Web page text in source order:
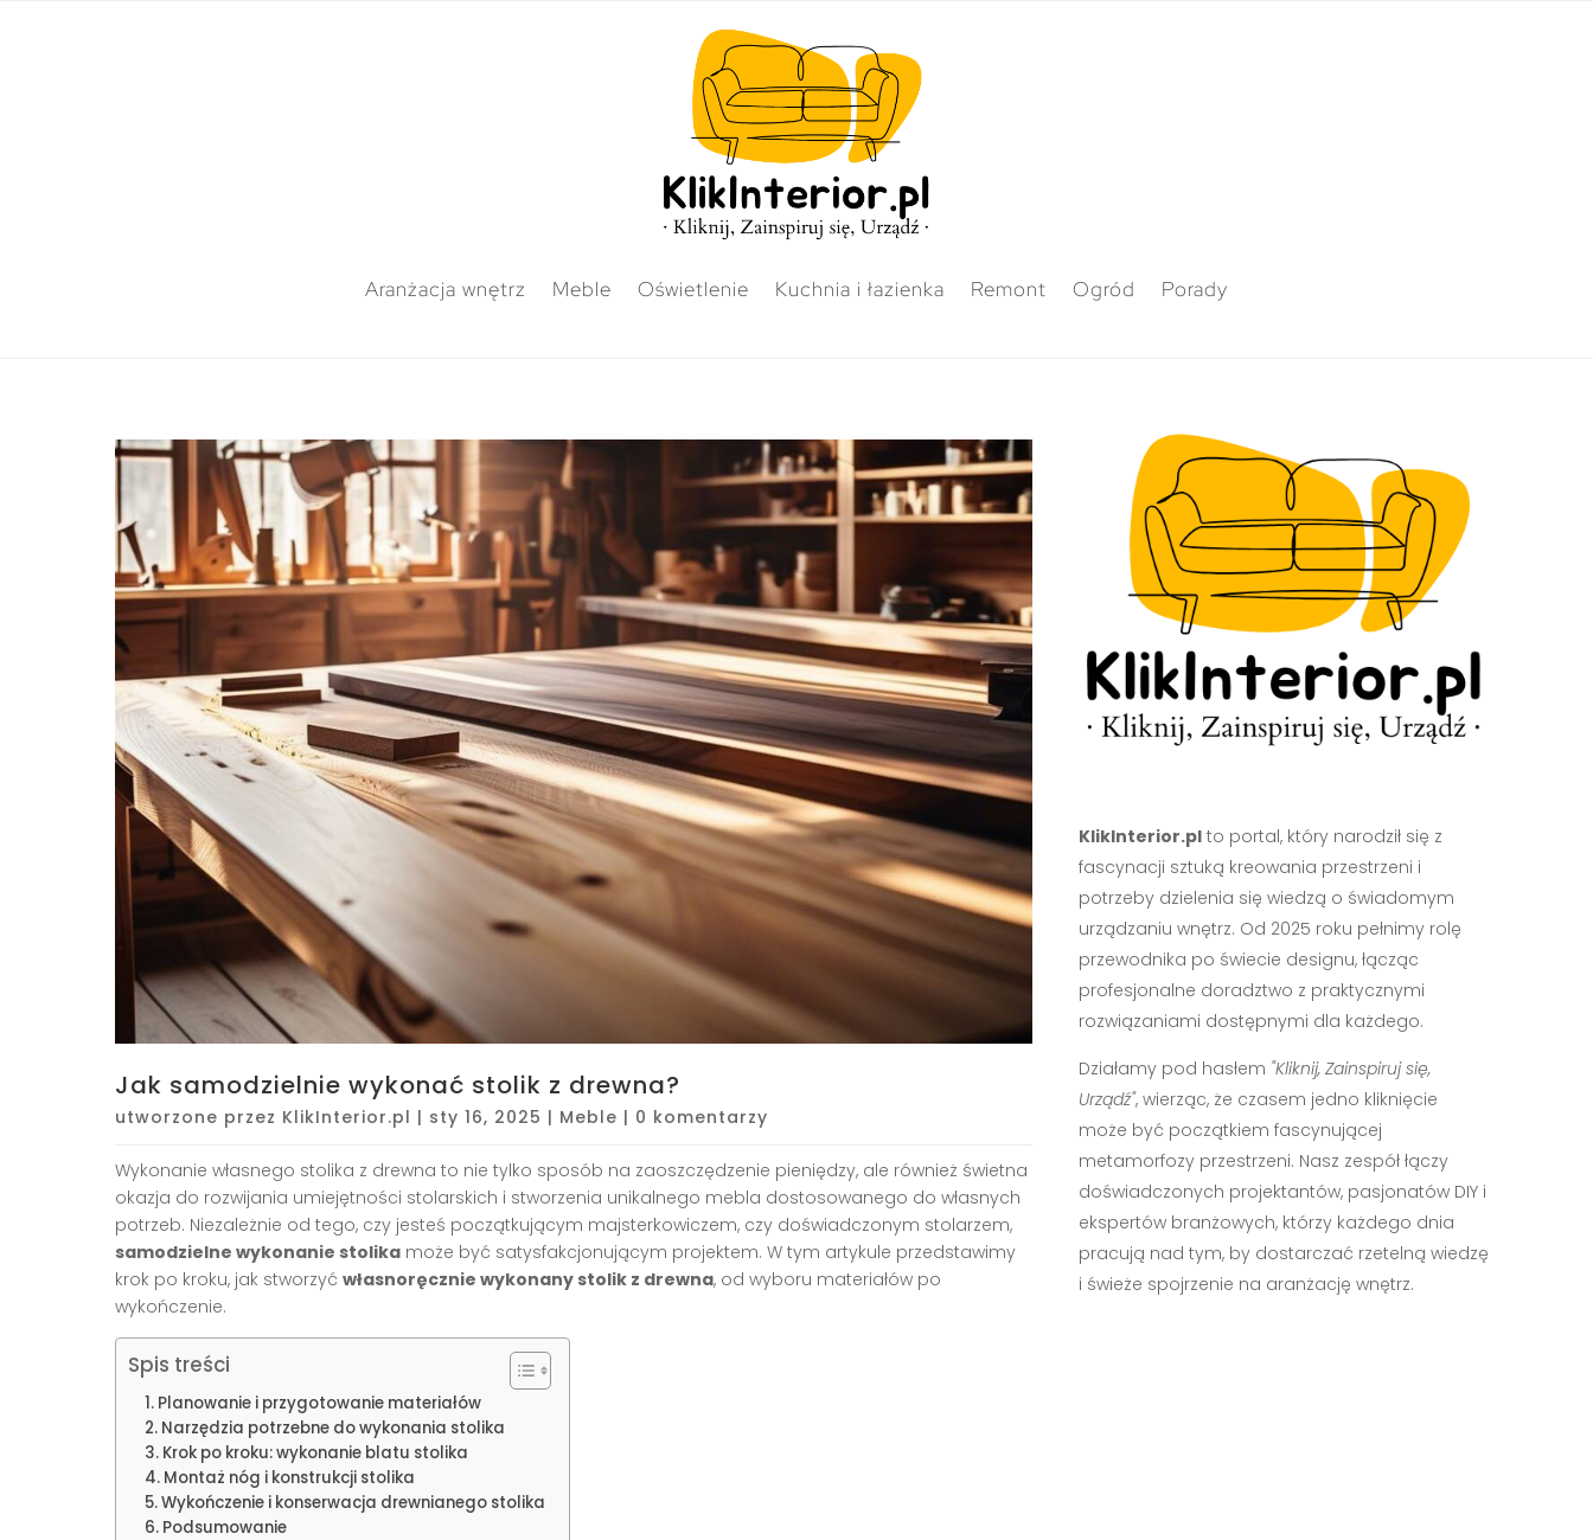
Aranżacja wnętrz Meble Oświetlenie Kuchnia i łazienka Remont Ogród Porady
Jak samodzielnie wykonać stolik z drewna?
utworzone przez KlikInterior.pl | sty 16, 2025 | Meble | 0 komentarzy
Wykonanie własnego stolika z drewna to nie tylko sposób na zaoszczędzenie pieniędzy, ale również świetna
okazja do rozwijania umiejętności stolarskich i stworzenia unikalnego mebla dostosowanego do własnych
potrzeb. Niezależnie od tego, czy jesteś początkującym majsterkowiczem, czy doświadczonym stolarzem,
samodzielne wykonanie stolika może być satysfakcjonującym projektem. W tym artykule przedstawimy
krok po kroku, jak stworzyć własnoręcznie wykonany stolik z drewna, od wyboru materiałów po
wykończenie.
Spis treści
Planowanie i przygotowanie materiałów
Narzędzia potrzebne do wykonania stolika
Krok po kroku: wykonanie blatu stolika
Montaż nóg i konstrukcji stolika
Wykończenie i konserwacja drewnianego stolika
Podsumowanie
KlikInterior.plto portal, który narodził się z
fascynacji sztuką kreowania przestrzeni i
potrzeby dzielenia się wiedzą o świadomym
urządzaniu wnętrz. Od 2025 roku pełnimy rolę
przewodnika po świecie designu, łącząc
profesjonalne doradztwo z praktycznymi
rozwiązaniami dostępnymi dla każdego.
Działamy pod hasłem "Kliknij, Zainspiruj się,
Urządź", wierząc, że czasem jedno kliknięcie
może być początkiem fascynującej
metamorfozy przestrzeni. Nasz zespół łączy
doświadczonych projektantów, pasjonatów DIY i
ekspertów branżowych, którzy każdego dnia
pracują nad tym, by dostarczać rzetelną wiedzę
i świeże spojrzenie na aranżację wnętrz.